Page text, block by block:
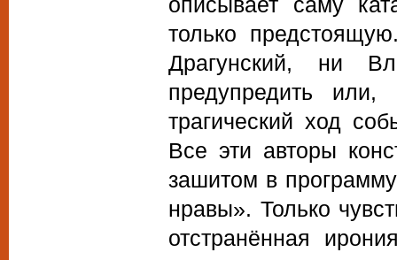
только
Драгунский, ни
предупредить или,
трагический ход
Все эти авторы
зашитом в
нравы». Только
отстранённая